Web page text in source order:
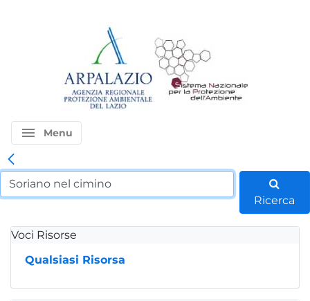
menu Menu
Ricerca
Voci Risorse
Qualsiasi Risorsa